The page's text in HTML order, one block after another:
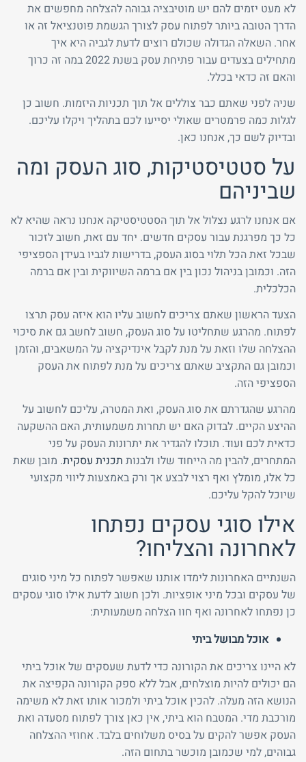
לא מעט יזמים להם יש מוטיבציה גבוהה להצלחה מחפשים את
הדרך הטובה ביותר לפתוח עסק לצורך הגשמת פוטנציאל זה או
אחר. השאלה הגדולה שכולם רוצים לדעת לגביה היא איך
מתחילים בצעדים עבור פתיחת עסק בשנת 2022 במה זה כרוך
והאם זה כדאי בכלל.
שניה לפני שאתם כבר צוללים אל תוך תכניות היזמות. חשוב כן
לגלות כמה פרמטרים שאולי יסייעו לכם בתהליך ויקלו עליכם.
ובדיוק לשם כך, אנחנו כאן.
על סטטיסטיקות, סוג העסק ומה
שביניהם
אם אנחנו לרגע נצלול אל תוך הסטטיסטיקה אנחנו נראה שהיא לא
כל כך מפרגנת עבור עסקים חדשים. יחד עם זאת, חשוב לזכור
שבכל זאת הכל תלוי בסוג העסק, בדרישות לגביו בעידן הספציפי
הזה. וכמובן בניהול נכון בין אם ברמה השיווקית ובין אם ברמה
הכלכלית.
הצעד הראשון שאתם צריכים לחשוב עליו הוא איזה עסק תרצו
לפתוח. מהרגע שתחליטו על סוג העסק, חשוב לחשב גם את סיכוי
ההצלחה שלו וזאת על מנת לקבל אינדיקציה על המשאבים, והזמן
וכמובן גם התקציב שאתם צריכים על מנת לפתוח את העסק
הספציפי הזה.
מהרגע שהגדרתם את סוג העסק, ואת המטרה, עליכם לחשוב על
ההיצע הקיים. לבדוק האם יש תחרות משמעותית, האם ההשקעה
כדאית לכם ועוד. תוכלו להגדיר את יתרונות העסק על פני
המתחרים, להבין מה הייחוד שלו ולבנות תכנית עסקית. מובן שאת
כל אלו, מומלץ ואף רצוי לבצע אך ורק באמצעות ליווי מקצועי
שיוכל להקל עליכם.
אילו סוגי עסקים נפתחו
לאחרונה והצליחו?
השנתיים האחרונות לימדו אותנו שאפשר לפתוח כל מיני סוגים
של עסקים ובכל מיני אופציות. ולכן חשוב לדעת אילו סוגי עסקים
כן נפתחו לאחרונה ואף חוו הצלחה משמעותית:
אוכל מבושל ביתי
לא היינו צריכים את הקורונה כדי לדעת שעסקים של אוכל ביתי
הם יכולים להיות מוצלחים, אבל ללא ספק הקורונה הקפיצה את
הנושא הזה מעלה. להכין אוכל ביתי ולמכור אותו זאת לא משימה
מורכבת מדי. המטבח הוא ביתי, אין כאן צורך לפתוח מסעדה ואת
העסק אפשר להקים על בסיס משלוחים בלבד. אחוזי ההצלחה
גבוהים, למי שכמובן מוכשר בתחום הזה.